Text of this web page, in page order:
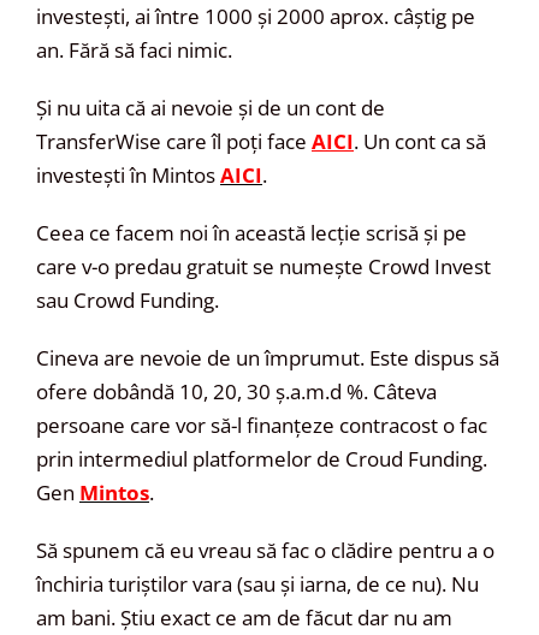
investești, ai între 1000 și 2000 aprox. câștig pe
an. Fără să faci nimic.
Și nu uita că ai nevoie și de un cont de
TransferWise care îl poți face AICI. Un cont ca să
investești în MintosAICI.
Ceea ce facem noi în această lecție scrisă și pe
care v-o predau gratuit se numește Crowd Invest
sau Crowd Funding.
Cineva are nevoie de un împrumut. Este dispus să
ofere dobândă 10, 20, 30 ș.a.m.d %. Câteva
persoane care vor să-l finanțeze contracost o fac
prin intermediul platformelor de Croud Funding.
Gen Mintos.
Să spunem că eu vreau să fac o clădire pentru a o
închiria turiștilor vara (sau și iarna, de ce nu). Nu
am bani. Știu exact ce am de făcut dar nu am